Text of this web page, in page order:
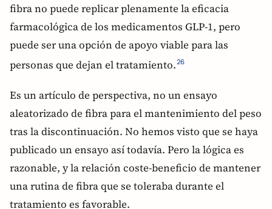
fibra no puede replicar plenamente la eficacia
farmacológica de los medicamentos GLP-1, pero
puede ser una opción de apoyo viable para las
personas que dejan el tratamiento.26
Es un artículo de perspectiva, no un ensayo
aleatorizado de fibra para el mantenimiento del peso
tras la discontinuación. No hemos visto que se haya
publicado un ensayo así todavía. Pero la lógica es
razonable, y la relación coste-beneficio de mantener
una rutina de fibra que se toleraba durante el
tratamiento es favorable.